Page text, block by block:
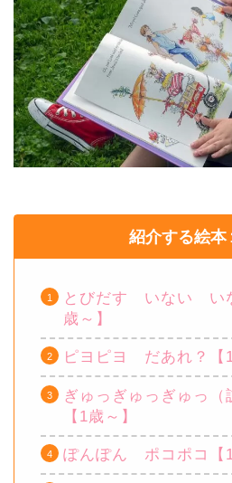
紹介する絵本
とびだす いない い
歳～】
ピヨピヨ だあれ？【1
ぎゅっぎゅっぎゅっ（
【1歳～】
ぽんぽん ポコポコ【1